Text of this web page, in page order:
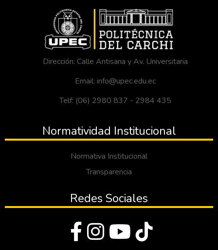
Dirección: Calle Antisana y Av. Universitaria
Email: info@upec.edu.ec
Telf: (06) 2980 837 - 2984 435
Normatividad Institucional
Normativa Institucional
Transparencia
Redes Sociales